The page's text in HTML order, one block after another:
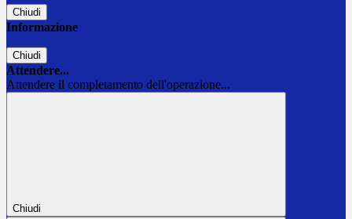
Chiudi
Informazione
Chiudi
Attendere...
Attendere il completamento dell'operazione...
Chiudi